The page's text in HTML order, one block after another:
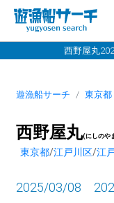
西野屋丸
遊漁船サーチ 東京都
西野屋丸(にしのや
東京都/江戸川区/江
2025/03/08